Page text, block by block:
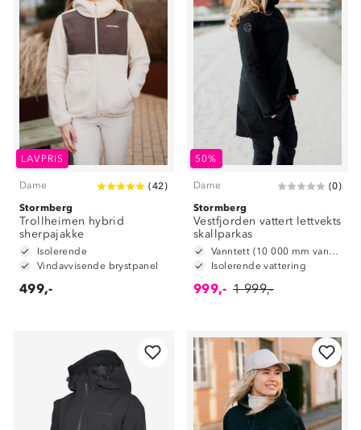
LAVPRIS
Dame (42)
Stormberg
Trollheimen hybrid
sherpajakke
Isolerende
Vindavvisende brystpanel
499,-
50%
Dame (0)
Stormberg
Vestfjorden vattert lettvekts
skallparkas
Vanntett (10 000 mm vannsøyle)
Isolerende vattering
999,- 1 999,-